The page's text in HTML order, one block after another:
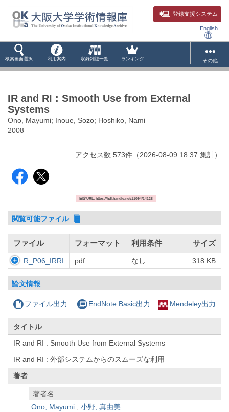
登録支援システム
English
検索画面選択 利用案内 収録雑誌一覧 ランキング その他
IR and RI : Smooth Use from External
Systems
Ono, Mayumi; Inoue, Sozo; Hoshiko, Nami
2008
アクセス数:573件 （2026-08-09 18:37 集計）
固定URL: https://hdl.handle.net/11094/14128
閲覧可能ファイル
ファイル フォーマット 利用条件 サイズ
R_P06_IRRI pdf なし 318 KB
論文情報
ファイル出力 EndNote Basic出力 Mendeley出力
タイトル
IR and RI : Smooth Use from External Systems
IR and RI : 外部システムからのスムーズな利用
著者
著者名
Ono, Mayumi ;小野, 真由美